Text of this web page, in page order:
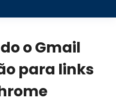
o Gmail
para links